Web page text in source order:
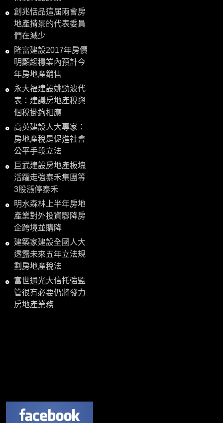
創兆恬品這屆兩會房
地產揹景的代表委員
們在減少
隆富建設2017年房價
明顯趨穩業內預計今
年房地產銷售
永大福建設姚勁波代
表：建議房地產稅與
個稅掛鉤相應
高英建設人大專家：
房地產稅是促進社會
公平手段立法
巨武建設房地產板塊
活躍走強泰禾集團等
3股漲停泰禾
明水森林上半年房地
產業對外投資驟降房
企跨境並購降
建築家建設全國人大
透露未來五年立法規
劃房地產稅法
富世通光大信托強監
管很有必要仍將發力
房地產業務